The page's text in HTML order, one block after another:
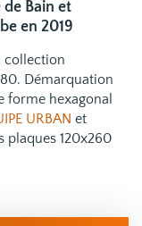
de Bain et
en 2019
collection
Démarquation
forme hexagonal
URBAN et
plaques 120x260